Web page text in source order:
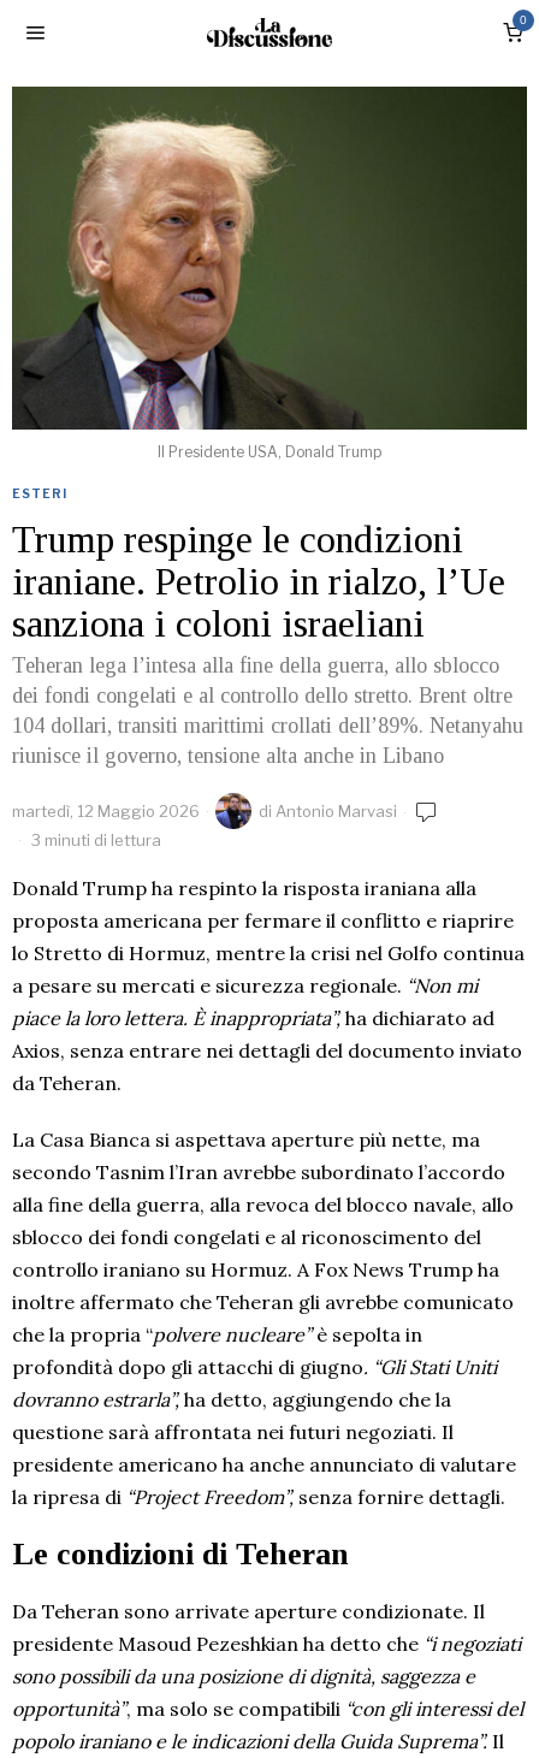
0
Il Presidente USA, Donald Trump
ESTERI
Trump respinge le condizioni
iraniane. Petrolio in rialzo, l’Ue
sanziona i coloni israeliani
Teheran lega l’intesa alla fine della guerra, allo sblocco
dei fondi congelati e al controllo dello stretto. Brent oltre
104 dollari, transiti marittimi crollati dell’89%. Netanyahu
riunisce il governo, tensione alta anche in Libano
martedì, 12 Maggio 2026 di Antonio Marvasi
3 minuti di lettura
Donald Trump ha respinto la risposta iraniana alla
proposta americana per fermare il conflitto e riaprire
lo Stretto di Hormuz, mentre la crisi nel Golfo continua
a pesare su mercati e sicurezza regionale. “Non mi
piace la loro lettera. È inappropriata”, ha dichiarato ad
Axios, senza entrare nei dettagli del documento inviato
da Teheran.
La Casa Bianca si aspettava aperture più nette, ma
secondo Tasnim l’Iran avrebbe subordinato l’accordo
alla fine della guerra, alla revoca del blocco navale, allo
sblocco dei fondi congelati e al riconoscimento del
controllo iraniano su Hormuz. A Fox News Trump ha
inoltre affermato che Teheran gli avrebbe comunicato
che la propria “polvere nucleare”è sepolta in
profondità dopo gli attacchi di giugno. “Gli Stati Uniti
dovranno estrarla”, ha detto, aggiungendo che la
questione sarà affrontata nei futuri negoziati. Il
presidente americano ha anche annunciato di valutare
la ripresa di “Project Freedom”, senza fornire dettagli.
Le condizioni di Teheran
Da Teheran sono arrivate aperture condizionate. Il
presidente Masoud Pezeshkian ha detto che “i negoziati
sono possibili da una posizione di dignità, saggezza e
opportunità”, ma solo se compatibili “con gli interessi del
popolo iraniano e le indicazioni della Guida Suprema”. Il